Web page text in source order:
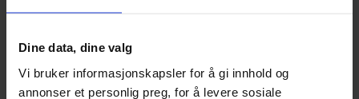
Dine data, dine valg
Vi bruker informasjonskapsler for å gi innhold og
annonser et personlig preg, for å levere sosiale
Fotbollskort
: Samlaralbum och kort från toppspelare och
ligor.
Lorcana, Digimon, One Piece: Spännande nyheter för
samlare och TCG-fans.